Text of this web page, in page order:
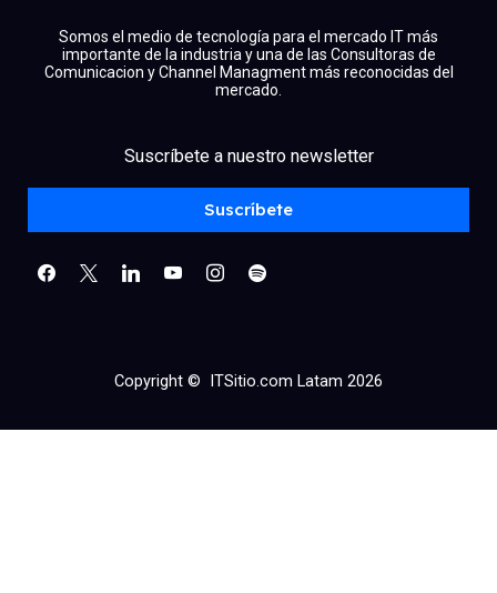
Somos el medio de tecnología para el mercado IT más
importante de la industria y una de las Consultoras de
Comunicacion y Channel Managment más reconocidas del
mercado.
Suscríbete a nuestro newsletter
Suscríbete
linkedinyoutubeinstagram
spotify
Copyright © ITSitio.com Latam 2026